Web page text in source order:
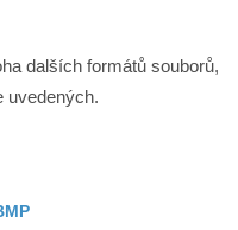
dalších formátů souborů,
uvedených.